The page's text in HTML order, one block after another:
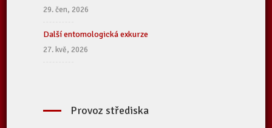
29. čen, 2026
Další entomologická exkurze
27. kvě, 2026
Provoz střediska